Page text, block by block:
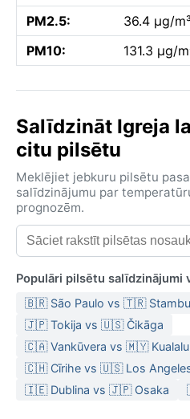
PM2.5:
36.4 µg/
PM10:
131.3 µg/
Salīdzināt Igreja
citu pilsētu
Meklējiet jebkuru pilsētu
salīdzinājumu par
prognozēm.
Populāri pilsētu salīdzinājumi
🇧🇷 São Paulo vs 🇹🇷
🇯🇵 Tokija vs 🇺🇸 Čikāga
🇨🇦 Vankūvera vs 🇲🇾
🇨🇭 Cīrihe vs 🇺🇸 Los
🇮🇪 Dublina vs 🇯🇵 Osaka